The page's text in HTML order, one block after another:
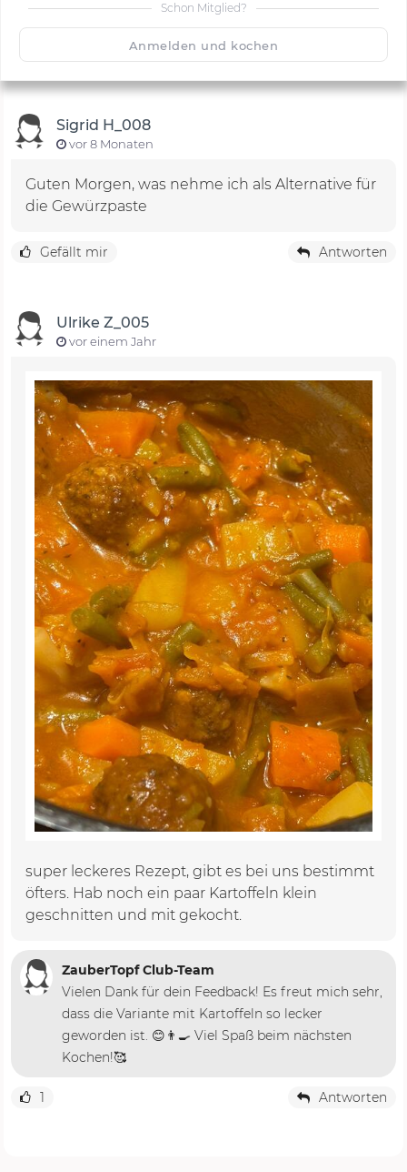
Schon Mitglied?
Anmelden und kochen
🙂 Speichern
Sigrid H_008
vor 8 Monaten
Guten Morgen, was nehme ich als Alternative für
die Gewürzpaste
Gefällt mir Antworten
Ulrike Z_005
vor einem Jahr
super leckeres Rezept, gibt es bei uns bestimmt
öfters. Hab noch ein paar Kartoffeln klein
geschnitten und mit gekocht.
ZauberTopf Club-Team
Vielen Dank für dein Feedback! Es freut mich sehr,
dass die Variante mit Kartoffeln so lecker
geworden ist. 😊👨‍🍳 Viel Spaß beim nächsten
Kochen!🥰
1 Antworten